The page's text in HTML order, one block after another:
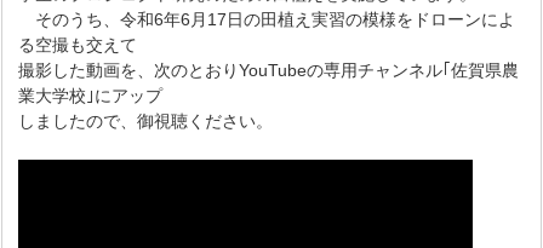
そのうち、令和6年6月17日の田植え実習の模様をドローンによ
る空撮も交えて
撮影した動画を、次のとおりYouTubeの専用チャンネル｢佐賀県農
業大学校｣にアップ
しましたので、御視聴ください。